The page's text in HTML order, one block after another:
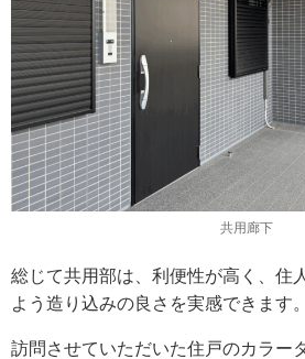
共用廊下
総じて共用部は、利便性が高く、住
よう造り込みの良さを実感できます。
訪問させていただいた住戸のカラー